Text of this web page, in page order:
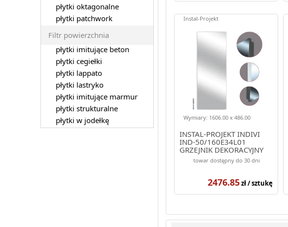
INSTAL-PROJEKT INDIVI
IND-50/160E34L01
GRZEJNIK DEKORACYJNY
1606/486 KOLOR BIAŁY
(ELEGANTE)
Wymiary: 1606.00 x 486.00
Instal-Projekt
towar dostępny do 30 dni
2476.85zł / sztukę
płytki oktagonalne
płytki patchwork
Filtr powierzchnia
płytki imitujące beton
płytki cegiełki
płytki lappato
płytki lastryko
płytki imitujące marmur
płytki strukturalne
płytki w jodełkę